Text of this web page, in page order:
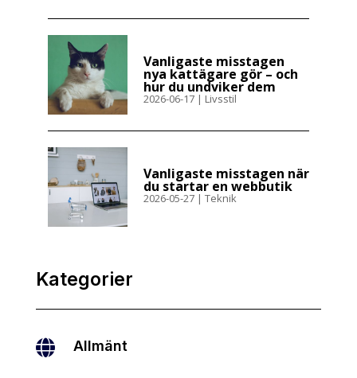
Vanligaste misstagen
nya kattägare gör – och
hur du undviker dem
2026-06-17| Livsstil
Vanligaste misstagen när
du startar en webbutik
2026-05-27| Teknik
Kategorier
 Allmänt